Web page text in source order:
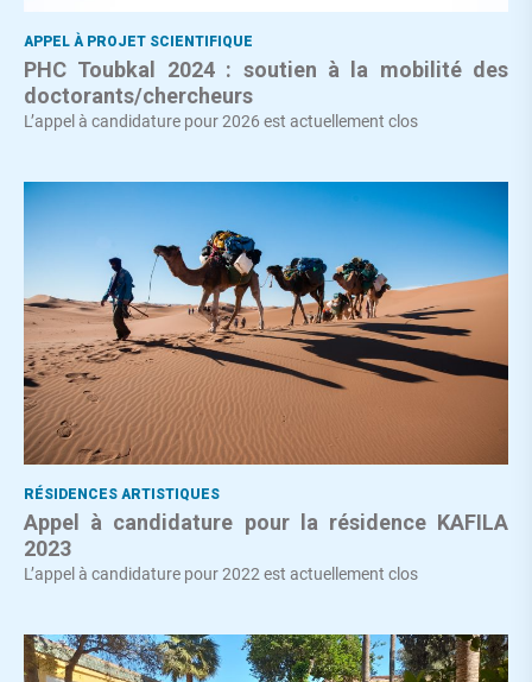
APPEL À PROJET SCIENTIFIQUE
PHC Toubkal 2024 : soutien à la mobilité des
doctorants/chercheurs
L’appel à candidature pour 2026 est actuellement clos
RÉSIDENCES ARTISTIQUES
Appel à candidature pour la résidence KAFILA
2023
L’appel à candidature pour 2022 est actuellement clos